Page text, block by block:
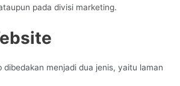
pada divisi marketing.
dibedakan menjadi dua jenis, yaitu laman